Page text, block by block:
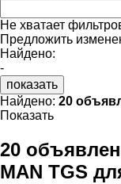
Не хватает
Предложить
Найдено:
-
показать
Найдено: 20
Показать
20
MAN TGS